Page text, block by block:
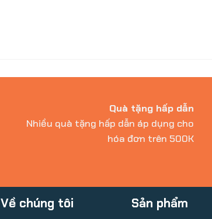
Quà tặng hấp dẫn
Nhiều quà tặng hấp dẫn áp dụng cho
hóa đơn trên 500K
Về chúng tôi Sản phẩm